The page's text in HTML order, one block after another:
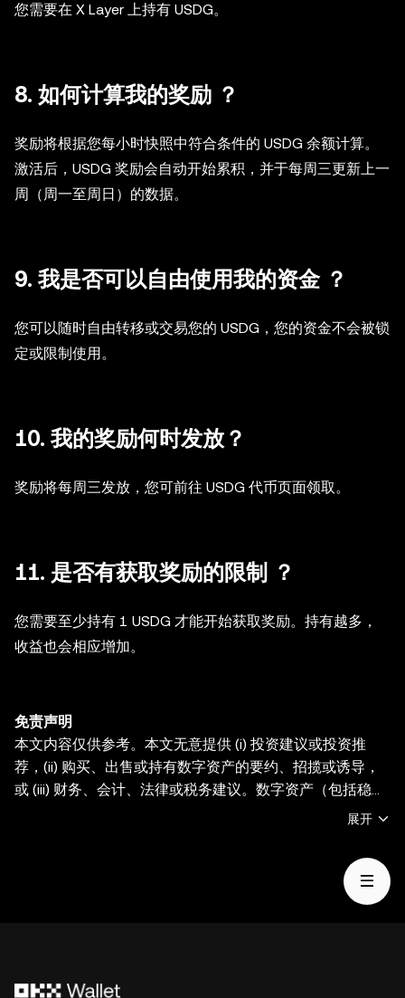
您需要在 X Layer 上持有 USDG。
8. 如何计算我的奖励 ？
奖励将根据您每小时快照中符合条件的 USDG 余额计算。
激活后，USDG 奖励会自动开始累积， 并于每周三更新上一
周（周一至周日）的数据。
9. 我是否可以自由使用我的资金 ？
您可以随时自由转移或交易您的 USDG，您的资金不会被锁
定或限制使用。
10. 我的奖励何时发放？
奖励将每周三发放，您可前往 USDG 代币页面领取。
11. 是否有获取奖励的限制 ？
您需要至少持有 1 USDG 才能开始获取奖励。持有越多，
收益也会相应增加。
免责声明
本文内容仅供参考。本文无意提供 (i) 投资建议或投资推
荐，(ii) 购买、出售或持有数字资产的要约、招揽或诱导，
或 (iii) 财务、会计、法律或税务建议。数字资产（包括稳定
币和 NFT）受市场波动影响， 涉及高风险，并且可能会贬
询您的法律/税务/投资专业人士。OKX Web3 钱包仅为一种
自托管钱包软件服务，让您可以发现并与第三方平台交互，
OKX Web3 钱包无法控制此类第三方平台的服务，也不对
展开